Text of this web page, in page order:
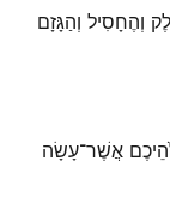
וְהֶחָסִיל וְהַגָּזָם
אֲשֶׁר־עָשָׂה